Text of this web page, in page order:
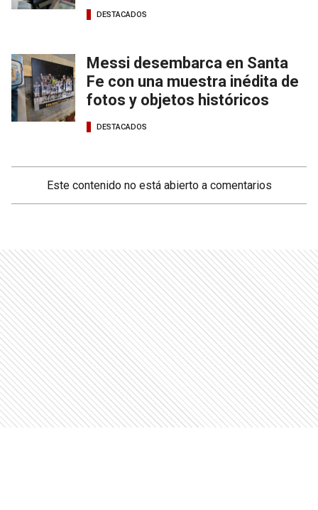
DESTACADOS
Messi desembarca en Santa
Fe con una muestra inédita de
fotos y objetos históricos
DESTACADOS
Este contenido no está abierto a comentarios